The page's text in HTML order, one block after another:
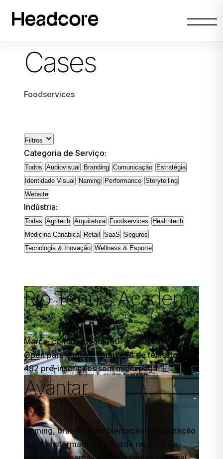
Abrir
Cases
Foodservices
Filtros
Categoria de Serviço:
Todos Audiovisual Branding Comunicação
Estratégia
Identidade Visual
Naming Performance Storytelling
Website
Indústria:
Todas Agritech Arquitetura Foodservices
Healthtech
Medicina Canábica
Retail SaaS Seguros
Tecnologia & Inovação Wellness & Esporte
Rio Tennis Academy
Marca, comunicação 360º e ativação no Rio
Open para o maior complexo de tênis do Rio:
482 pré-inscrições sem mídia paga.
Avantar
Naming, branding, ambientação e sinalização
que transformaram uma rede regional de